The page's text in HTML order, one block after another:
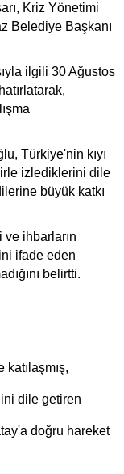
Kriz Yönetimi
Belediye Başkanı
ilgili 30 Ağustos
Türkiye'nin kıyı
izlediklerini dile
büyük katkı
ve ihbarların
ifade eden
belirtti.
dile getiren
doğru hareket